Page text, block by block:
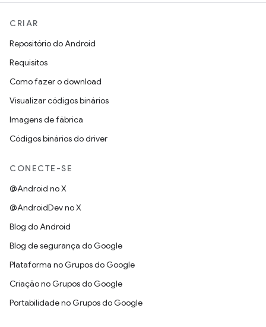
CRIAR
Repositório do Android
Requisitos
Como fazer o download
Visualizar códigos binários
Imagens de fábrica
Códigos binários do driver
CONECTE-SE
@Android no X
@AndroidDev no X
Blog do Android
Blog de segurança do Google
Plataforma no Grupos do Google
Criação no Grupos do Google
Portabilidade no Grupos do Google